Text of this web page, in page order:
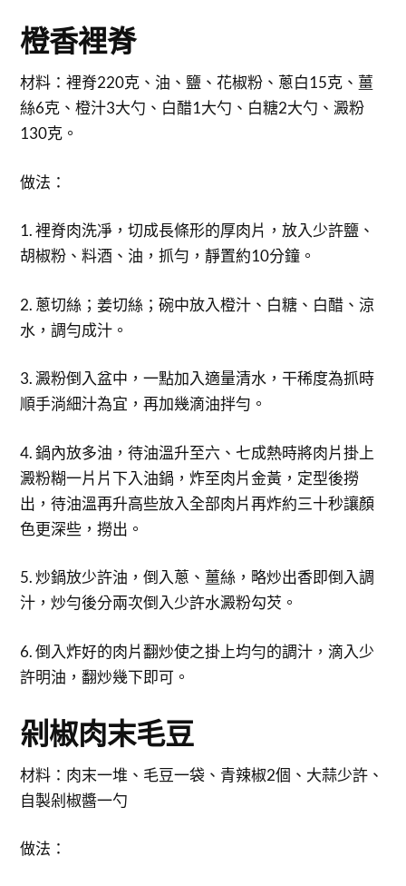
橙香裡脊
材料：裡脊220克、油、鹽、花椒粉、蔥白15克、薑
絲6克、橙汁3大勺、白醋1大勺、白糖2大勺、澱粉
130克。
做法：
1. 裡脊肉洗凈，切成長條形的厚肉片，放入少許鹽、
胡椒粉、料酒、油，抓勻，靜置約10分鐘。
2. 蔥切絲；姜切絲；碗中放入橙汁、白糖、白醋、涼
水，調勻成汁。
3. 澱粉倒入盆中，一點加入適量清水，干稀度為抓時
順手淌細汁為宜，再加幾滴油拌勻。
4. 鍋內放多油，待油溫升至六、七成熱時將肉片掛上
澱粉糊一片片下入油鍋，炸至肉片金黃，定型後撈
出，待油溫再升高些放入全部肉片再炸約三十秒讓顏
色更深些，撈出。
5. 炒鍋放少許油，倒入蔥、薑絲，略炒出香即倒入調
汁，炒勻後分兩次倒入少許水澱粉勾芡。
6. 倒入炸好的肉片翻炒使之掛上均勻的調汁，滴入少
許明油，翻炒幾下即可。
剁椒肉末毛豆
材料：肉末一堆、毛豆一袋、青辣椒2個、大蒜少許、
自製剁椒醬一勺
做法：